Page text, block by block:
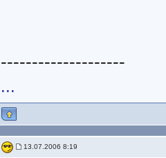
--------------------
...
13.07.2006 8:19